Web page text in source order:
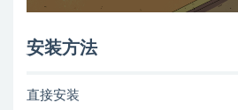
安装方法
直接安装